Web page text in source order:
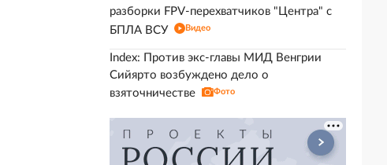
разборки FPV-перехватчиков "Центра" с
БПЛА ВСУ
Видео
Index: Против экс-главы МИД Венгрии
Сийярто возбуждено дело о
взяточничестве
Фото